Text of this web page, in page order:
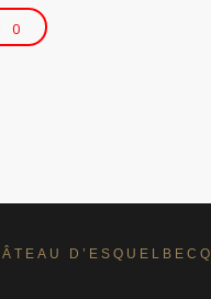
0
D’ESQUELBECQ